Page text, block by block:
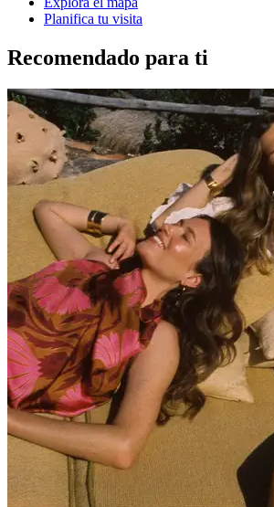
Planifica tu visita
Recomendado para ti